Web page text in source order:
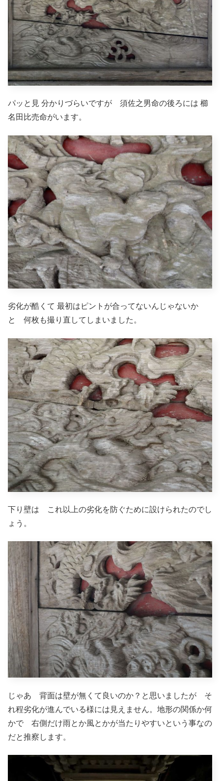
パッと見 分かりづらいですが 須佐之男命の後ろには 櫛
名田比売命がいます。
劣化が酷くて 最初はピントが合ってないんじゃないか
と 何枚も撮り直してしまいました。
下り壁は これ以上の劣化を防ぐために設けられたのでし
ょう。
じゃあ 背面は壁が無くて良いのか？と思いましたが そ
れ程劣化が進んでいる様には見えません。地形の関係か何
かで 右側だけ雨とか風とかが当たりやすいという事なの
だと推察します。